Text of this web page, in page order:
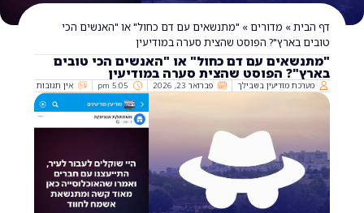
»מדורים »"מתנשאים עם דם כחול" או "האנשים הכי
הפוסט שהצית סערה במודיעין
עם דם כחול" או "האנשים הכי טובים
הפוסט שהצית סערה במודיעין
מודיעין בשבילך פברואר 23, 2026 5:05 pm אין תגובות